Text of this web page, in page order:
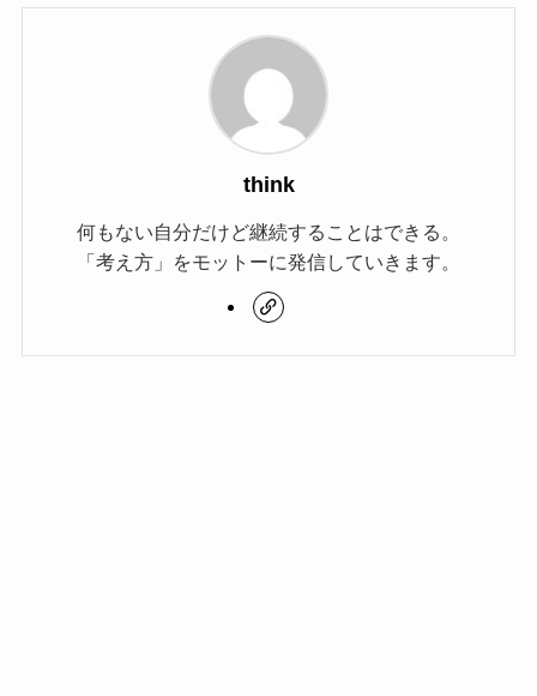
think
何もない自分だけど継続することはできる。
「考え方」をモットーに発信していきます。